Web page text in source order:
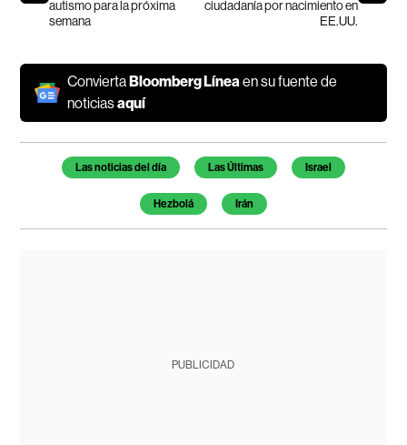
autismo para la próxima
semana
ciudadanía por nacimiento en
EE.UU.
ConviertaBloomberg Líneaen su fuente de
noticiasaquí
Temas de este artículo
Las noticias del día Las Últimas Israel
Hezbolá Irán
PUBLICIDAD